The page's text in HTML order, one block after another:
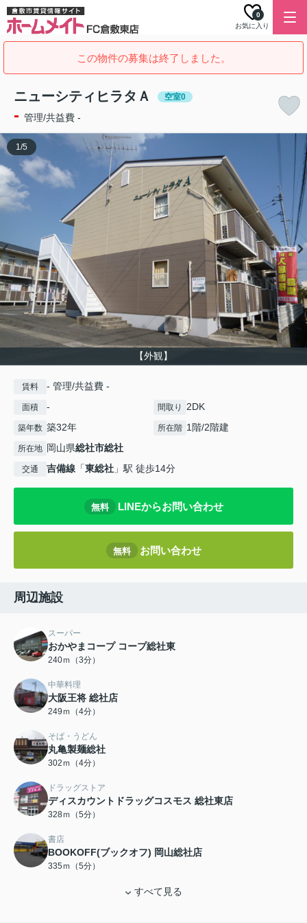
お気に入り
0
この物件の募集は終了しました。
ニューシティヒラタＡ 空室0
- 管理/共益費 -
【外観】
1/5
賃料 - 管理/共益費 -
面積 - 間取り 2DK
築年数 築32年 所在階 1階/2階建
所在地 岡山県総社市総社
交通 吉備線 「東総社 」駅 徒歩14分
無料 LINEからお問い合わせ
無料 お問い合わせ
周辺施設
スーパー
おかやまコープ コープ総社東
240ｍ（3分）
中華料理
大阪王将 総社店
249ｍ（4分）
そば・うどん
丸亀製麺総社
302ｍ（4分）
ドラッグストア
ディスカウントドラッグコスモス 総社東店
328ｍ（5分）
書店
BOOKOFF(ブックオフ) 岡山総社店
335ｍ（5分）
すべて見る